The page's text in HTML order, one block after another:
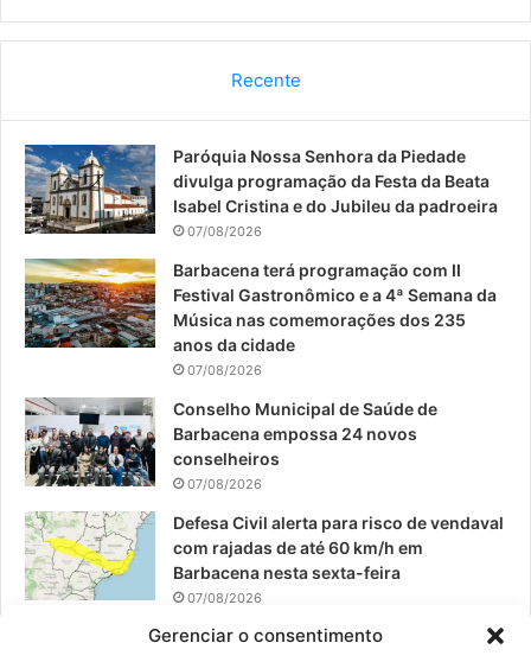
Gerenciar o consentimento
a
b
o
k
o
u
b
n
a
g
a
Recente
Paróquia Nossa Senhora da Piedade
divulga programação da Festa da Beata
Isabel Cristina e do Jubileu da padroeira
07/08/2026
Barbacena terá programação com II
Festival Gastronômico e a 4ª Semana da
Música nas comemorações dos 235
anos da cidade
07/08/2026
Conselho Municipal de Saúde de
Barbacena empossa 24 novos
conselheiros
07/08/2026
Defesa Civil alerta para risco de vendaval
com rajadas de até 60 km/h em
Barbacena nesta sexta-feira
07/08/2026
EPCAR tem a melhor nota do IDEB no